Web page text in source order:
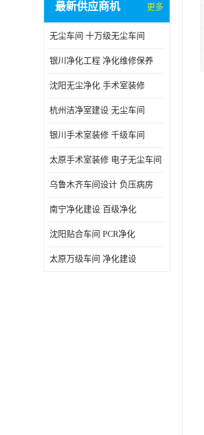
最新供应商机 更多
无尘车间 十万级无尘车间
银川净化工程 净化维修保养
沈阳无尘净化 手术室装修
杭州洁净室建设 无尘车间
银川手术室装修 千级车间
太原手术室装修 电子无尘车间
乌鲁木齐车间设计 负压病房
南宁净化建设 百级净化
沈阳贴合车间 PCR净化
太原万级车间 净化建设